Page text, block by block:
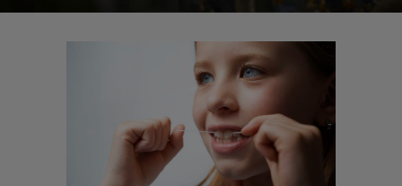
EQUIPO
NOVEDADES
CONTACTO